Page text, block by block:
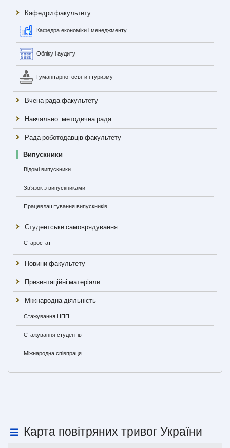
Кафедри факультету
Кафедра економіки і менеджменту
Обліку і аудиту
Гуманітарної освіти і туризму
Вчена рада факультету
Навчально-методична рада
Рада роботодавців факультету
Випускники
Відомі випускники
Зв'язок з випускниками
Працевлаштування випускників
Студентське самоврядування
Старостат
Новини факультету
Презентаційні матеріали
Міжнародна діяльність
Стажування НПП
Стажування студентів
Міжнародна співпраця
Карта повітряних тривог України